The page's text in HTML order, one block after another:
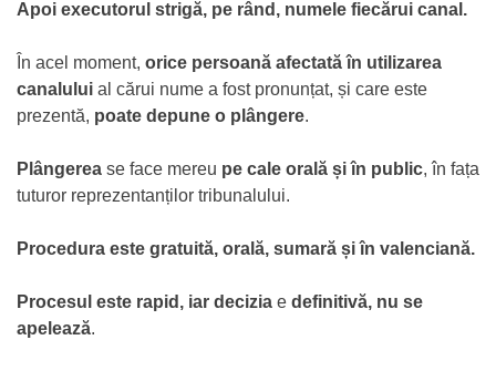
Apoi executorul strigă, pe rând, numele fiecărui canal.
În acel moment, orice persoană afectată în utilizarea
canalului al cărui nume a fost pronunțat, și care este
prezentă, poate depune o plângere.
Plângerea se face mereu pe cale orală și în public, în fața
tuturor reprezentanților tribunalului.
Procedura este gratuită, orală, sumară și în valenciană.
Procesul este rapid, iar decizia e definitivă, nu se
apelează.